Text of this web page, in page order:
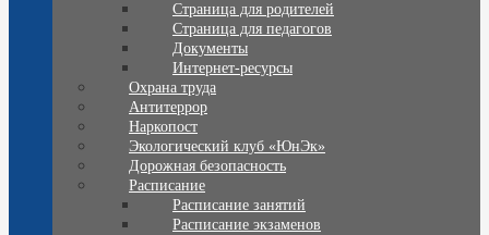
Страница для родителей
Страница для педагогов
Документы
Интернет-ресурсы
Охрана труда
Антитеррор
Наркопост
Экологический клуб «ЮнЭк»
Дорожная безопасность
Расписание
Расписание занятий
Расписание экзаменов